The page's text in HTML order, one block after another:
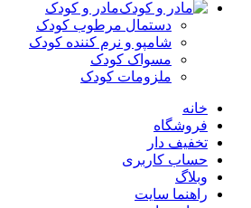
مادر و کودک
دستمال مرطوب کودک
شامپو و نرم کننده کودک
مسواک کودک
ملزومات کودک
خانه
فروشگاه
تخفیف دار
حساب کاربری
وبلاگ
راهنما سایت